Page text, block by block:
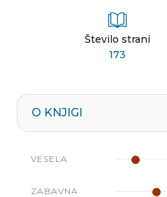
Število strani
173
O KNJIGI
VESELA
ZABAVNA